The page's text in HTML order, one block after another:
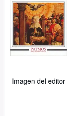
Imagen del editor